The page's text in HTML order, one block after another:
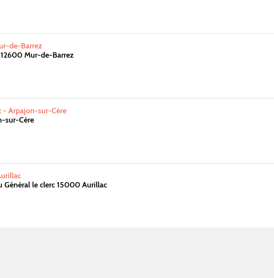
de-Barrez
Mur-de-Barrez
- Arpajon-sur-Cère
sur-Cère
Général le clerc 15000 Aurillac